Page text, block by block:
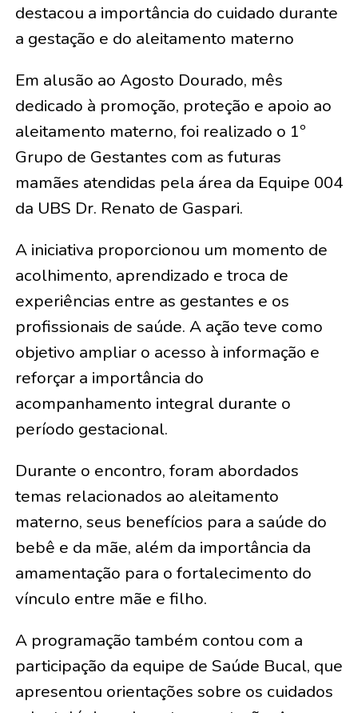
destacou a importância do cuidado durante
a gestação e do aleitamento materno
Em alusão ao Agosto Dourado, mês
dedicado à promoção, proteção e apoio ao
aleitamento materno, foi realizado o 1º
Grupo de Gestantes com as futuras
mamães atendidas pela área da Equipe 004
da UBS Dr. Renato de Gaspari.
A iniciativa proporcionou um momento de
acolhimento, aprendizado e troca de
experiências entre as gestantes e os
profissionais de saúde. A ação teve como
objetivo ampliar o acesso à informação e
reforçar a importância do
acompanhamento integral durante o
período gestacional.
Durante o encontro, foram abordados
temas relacionados ao aleitamento
materno, seus benefícios para a saúde do
bebê e da mãe, além da importância da
amamentação para o fortalecimento do
vínculo entre mãe e filho.
A programação também contou com a
participação da equipe de Saúde Bucal, que
apresentou orientações sobre os cuidados